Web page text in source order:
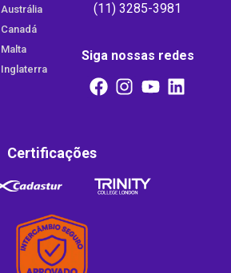
Austrália
Canadá
Malta
Inglaterra
(11) 3285-3981
Siga nossas redes
Certificações